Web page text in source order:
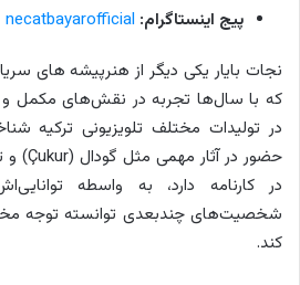
پیج اینستاگرام: necatbayarofficial
نجات بایار یکی دیگر از هنرپیشه های
که با سال‌ها تجربه در نقش‌های مکمل
در تولیدات مختلف تلویزیونی ترکیه
در کارنامه دارد، به واسطه
شخصیت‌های چندبعدی توانسته توجه
کند.